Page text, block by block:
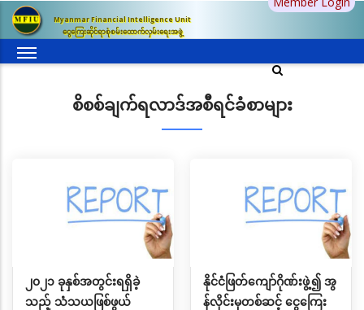
အဓိက
အကြောင်းအရာ
Myanmar Financial Intelligence Unit
ငွေကြေးဆိုင်ရာစုံစမ်းထောက်လှမ်းရေးအဖွဲ့
စိစစ်ချက်ရလာဒ်အစီရင်ခံစာများ
၂၀၂၁ ခုနှစ်အတွင်းရရှိခဲ့
သည့် သံသယဖြစ်ဖွယ်
နိုင်ငံဖြတ်ကျော်ဂိုဏ်းဖွဲ့၍ အွ
န်လိုင်းမှတစ်ဆင့် ငွေကြေး